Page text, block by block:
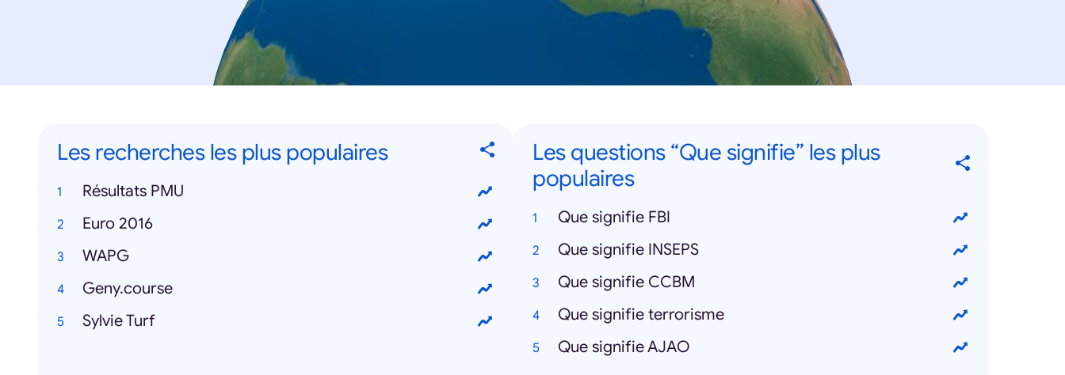
Les recherches les plus populaires
Résultats PMU
Euro 2016
WAPG
Geny.course
Sylvie Turf
Les questions “Que signifie” les plus
populaires
Que signifie FBI
Que signifie INSEPS
Que signifie CCBM
Que signifie terrorisme
Que signifie AJAO